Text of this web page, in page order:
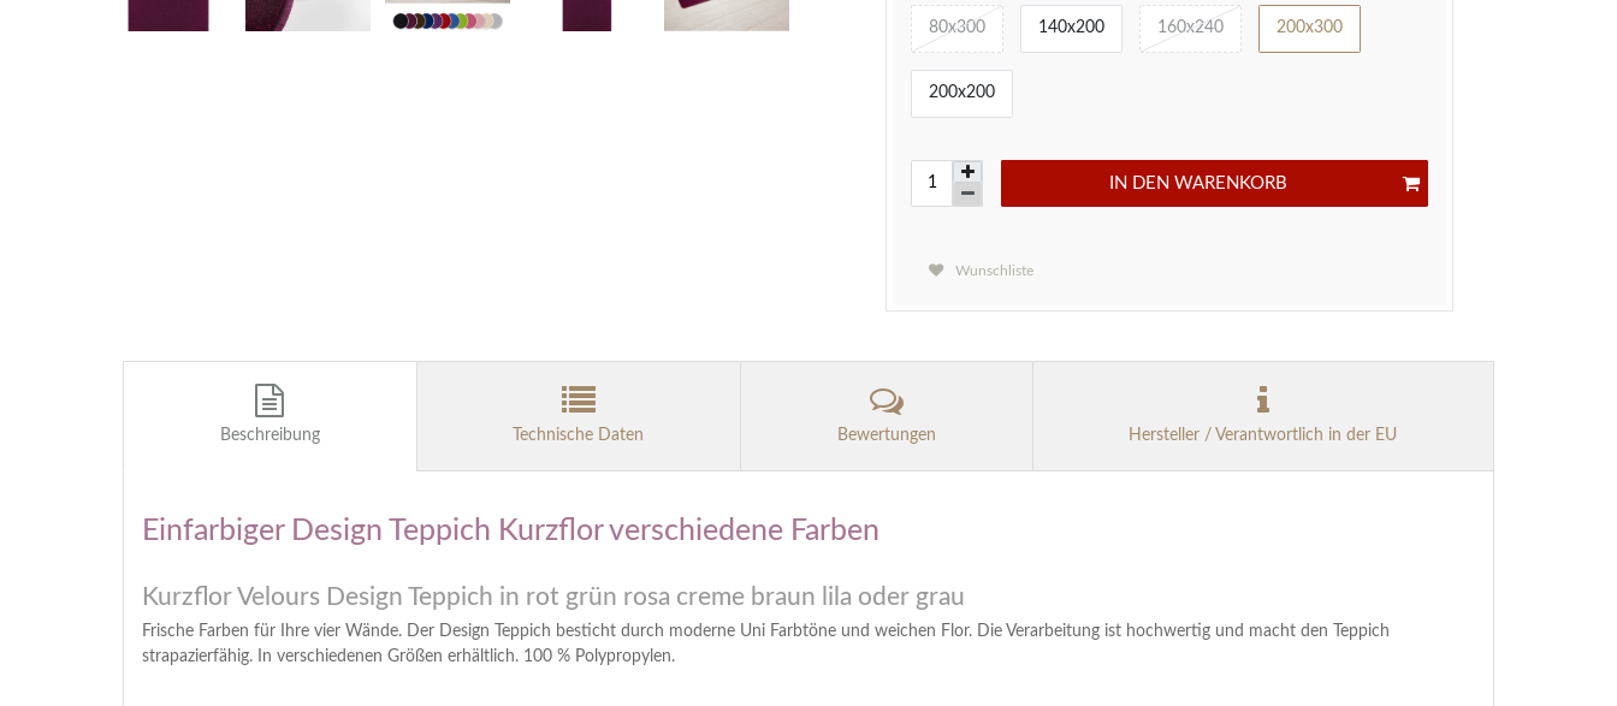
80x300 140x200 160x240 200x300
200x200
IN DEN WARENKORB
Wunschliste
Beschreibung Technische Daten Bewertungen Hersteller / Verantwortlich in der EU
Einfarbiger Design Teppich Kurzflor verschiedene Farben
Kurzflor Velours Design Teppich in rot grün rosa creme braun lila oder grau
Frische Farben für Ihre vier Wände. Der Design Teppich besticht durch moderne Uni Farbtöne und weichen Flor. Die Verarbeitung ist hochwertig und macht den Teppich
strapazierfähig. In verschiedenen Größen erhältlich. 100 % Polypropylen.